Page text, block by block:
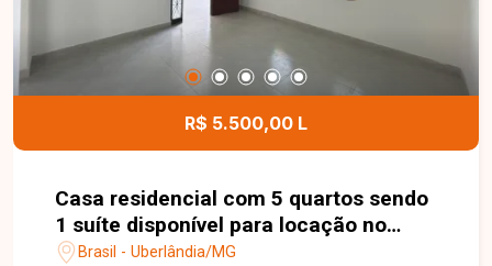
sua visita e venha conhecer!
R$ 5.500,00 L
Casa residencial com 5 quartos sendo
1 suíte disponível para locação no
bairro Brasil em Uberlândia-MG
Brasil - Uberlândia/MG